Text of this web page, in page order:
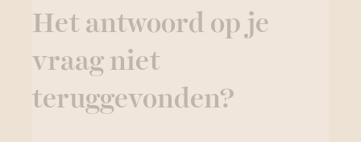
Het antwoord op je
vraag niet
teruggevonden?